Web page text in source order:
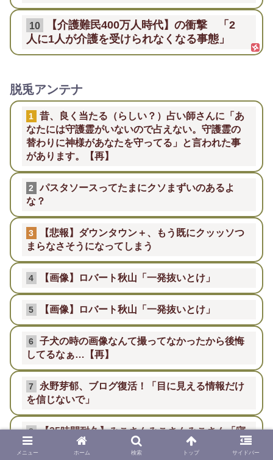
10
【介護難民400万人時代】の衝撃 「2
人に1人が介護を受けられなくなる事態」
脱兎アンテナ
1
昔、良く当たる（らしい？）占い師さんに「あ
なたには守護霊がいないので占えない。守護霊の
替わりに神様があなたを守ってる」と言われた事
があります。【再】
2
パスタソースってたまにクソまずいのあるよ
な？
3
【悲報】ダウンタウン＋、もう既にクッッソつ
まらなさそうになってしまう
4 【画像】ロバート秋山「一発抜いとけ」
5 【画像】ロバート秋山「一発抜いとけ」
6
子犬の時の画像なんて撮ってなかったから後悔
してるなぁ…【再】
7
永野芽郁、ブログ復活！「目に見える情報だけ
を信じないで」
8 【25時間耐久】みこさんみこさんみこさん「寝
相残念と寝起き可愛い＆世界にバレるみこち」
メニュー ホーム 検索 トップ サイドバー